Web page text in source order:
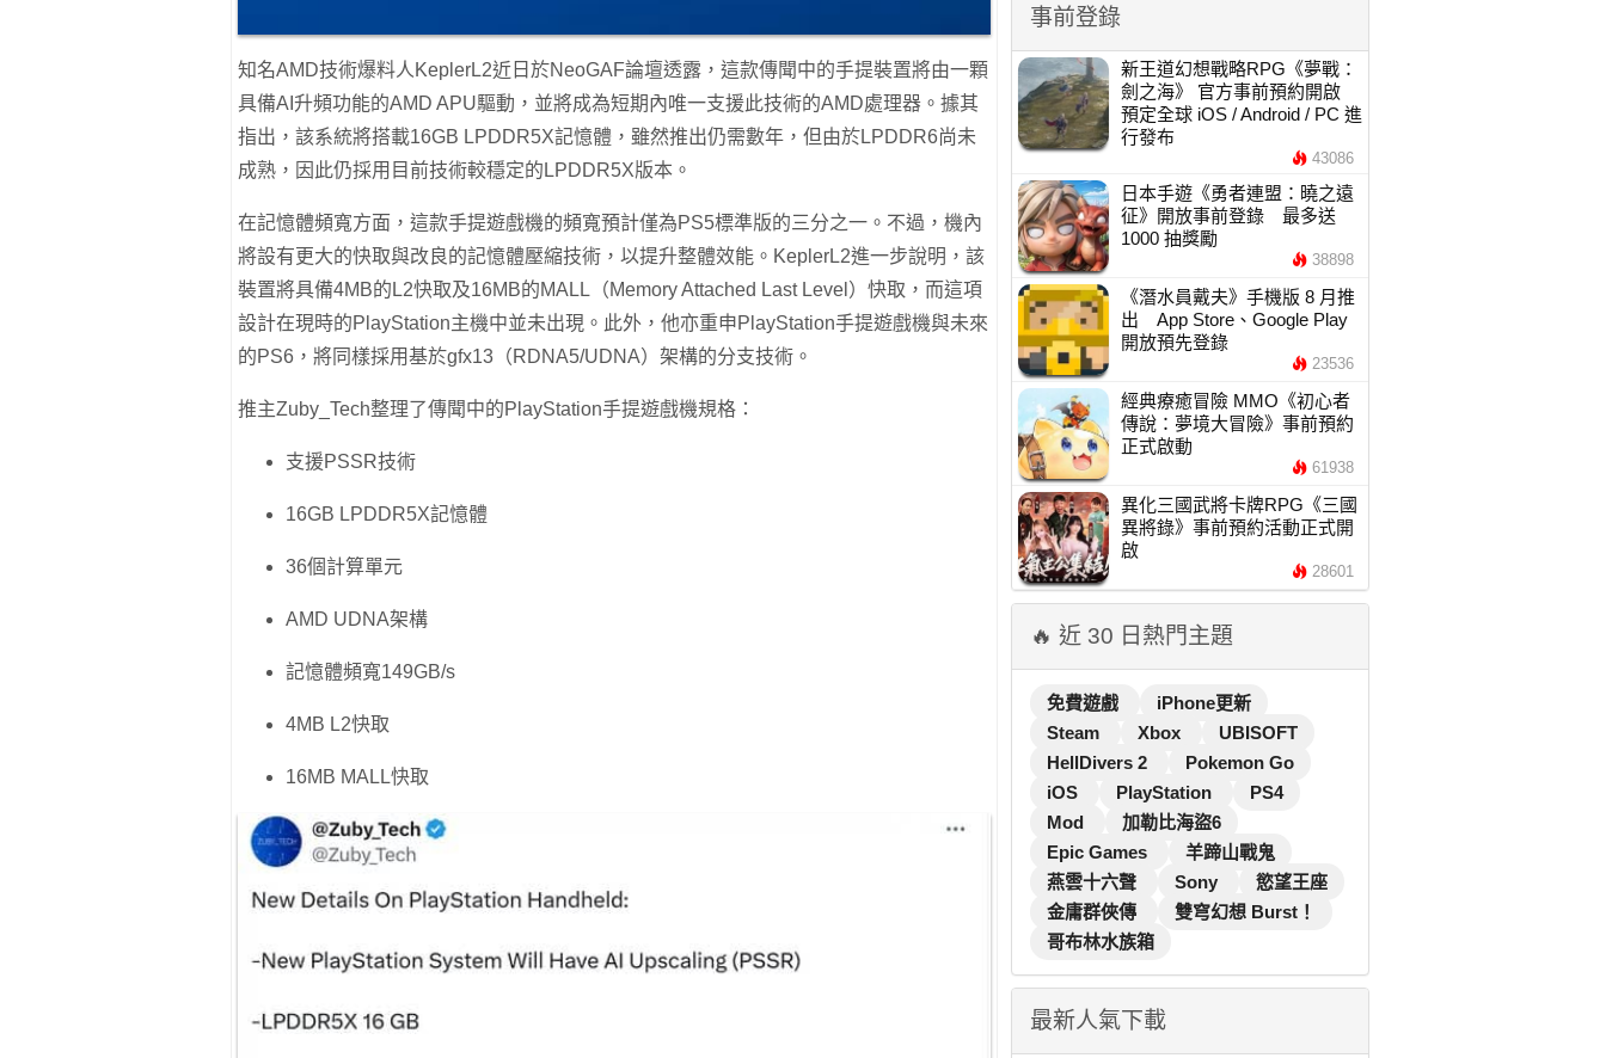
知名AMD技術爆料人KeplerL2近日於NeoGAF論壇透露，這款傳聞中的手提裝置將由一顆
具備AI升頻功能的AMD APU驅動，並將成為短期內唯一支援此技術的AMD處理器。據其
指出，該系統將搭載16GB LPDDR5X記憶體，雖然推出仍需數年，但由於LPDDR6尚未
成熟，因此仍採用目前技術較穩定的LPDDR5X版本。
在記憶體頻寬方面，這款手提遊戲機的頻寬預計僅為PS5標準版的三分之一。不過，機內
將設有更大的快取與改良的記憶體壓縮技術，以提升整體效能。KeplerL2進一步說明，該
裝置將具備4MB的L2快取及16MB的MALL（Memory Attached Last Level）快取，而這項
設計在現時的PlayStation主機中並未出現。此外，他亦重申PlayStation手提遊戲機與未來
的PS6，將同樣採用基於gfx13（RDNA5/UDNA）架構的分支技術。
推主Zuby_Tech整理了傳聞中的PlayStation手提遊戲機規格：
支援PSSR技術
16GB LPDDR5X記憶體
36個計算單元
AMD UDNA架構
記憶體頻寬149GB/s
4MB L2快取
16MB MALL快取
事前登錄
新王道幻想戰略RPG《夢戰：
劍之海》 官方事前預約開啟
預定全球 iOS / Android / PC 進
行發布
43086
日本手遊《勇者連盟：曉之遠
征》開放事前登錄 最多送
1000 抽獎勵
38898
《潛水員戴夫》手機版 8 月推
出 App Store、Google Play
開放預先登錄
23536
經典療癒冒險 MMO《初心者
傳說：夢境大冒險》事前預約
正式啟動
61938
異化三國武將卡牌RPG《三國
異將錄》事前預約活動正式開
啟
28601
🔥 近 30 日熱門主題
免費遊戲
iPhone更新
Steam
Xbox
UBISOFT
HellDivers 2
Pokemon Go
iOS
PlayStation
PS4
Mod
加勒比海盜6
Epic Games
羊蹄山戰鬼
燕雲十六聲
Sony
慾望王座
金庸群俠傳
雙穹幻想 Burst！
哥布林水族箱
最新人氣下載